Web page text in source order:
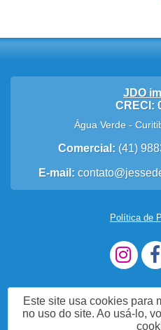
Me Chame no WhatsApp
JDO
CRECI:
Água Verde -
Comercial: (41)
E-mail:
Política de
Este site usa cookies para
no uso do site. Ao usá-lo,